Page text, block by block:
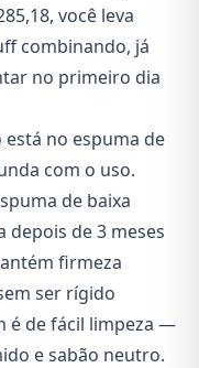
você leva
combinando, já
no primeiro dia
no espuma de
com o uso.
de baixa
depois de 3 meses
firmeza
ser rígido
é de fácil limpeza —
e sabão neutro.